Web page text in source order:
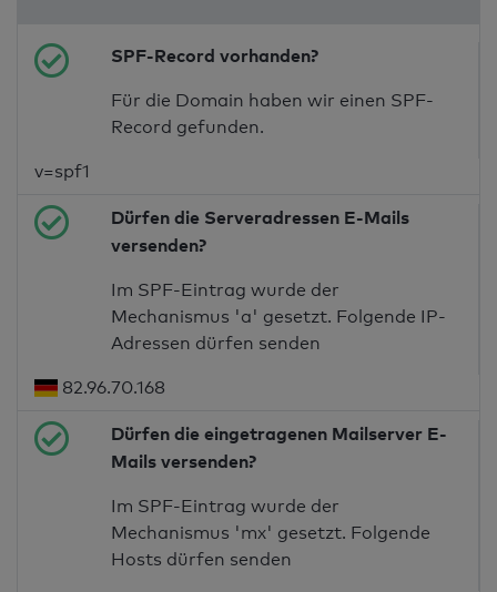
SPF-Record vorhanden?
Für die Domain haben wir einen SPF-
Record gefunden.
v=spf1
Dürfen die Serveradressen E-Mails
versenden?
Im SPF-Eintrag wurde der
Mechanismus 'a' gesetzt. Folgende IP-
Adressen dürfen senden
82.96.70.168
Dürfen die eingetragenen Mailserver E-
Mails versenden?
Im SPF-Eintrag wurde der
Mechanismus 'mx' gesetzt. Folgende
Hosts dürfen senden